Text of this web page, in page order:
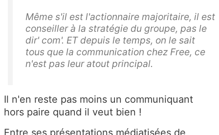
Même s'il est l'actionnaire majoritaire, il est
conseiller à la stratégie du groupe, pas le
dir' com'. ET depuis le temps, on le sait
tous que la communication chez Free, ce
n'est pas leur atout principal.
Il n'en reste pas moins un communiquant
hors paire quand il veut bien !
Entre ses présentations médiatisées de